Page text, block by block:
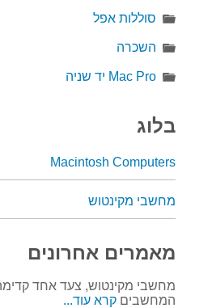
סוללות אפל
השכרה
Mac Pro יד שניה
בלוג
Macintosh Computers
מחשבי מקינטוש
מאמרים אחרונים
מחשבי מקינטוש, צעד אחד
המחשבים קרא עוד...